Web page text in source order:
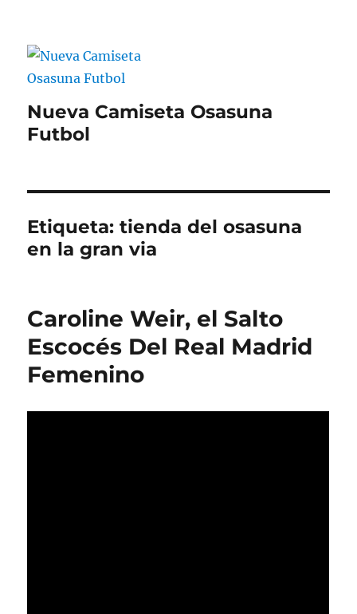
Nueva Camiseta Osasuna
Futbol
Etiqueta:tienda del osasuna
en la gran via
Caroline Weir, el Salto
Escocés Del Real Madrid
Femenino